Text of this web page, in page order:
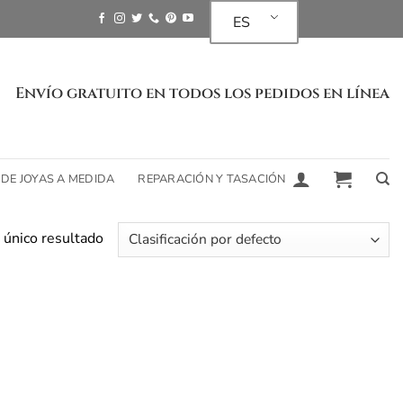
ES
Envío gratuito en todos los pedidos en línea
JOYAS A MEDIDA REPARACIÓN Y TASACIÓN
resultado